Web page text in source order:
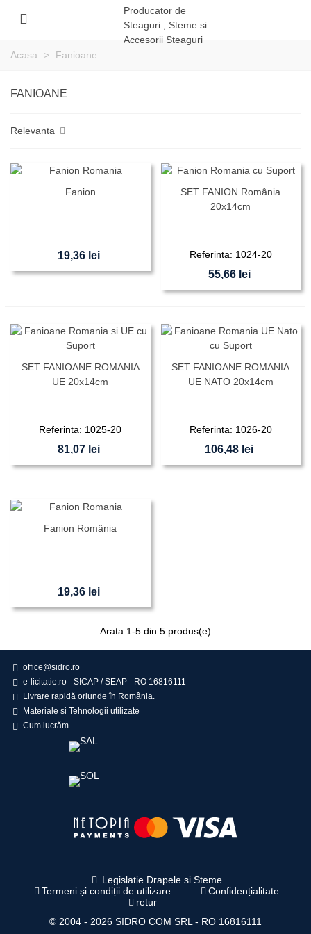
Acasa > Fanioane
FANIOANE
Relevanta
Fanion
19,36 lei
SET FANION România
20x14cm
Referinta: 1024-20
55,66 lei
SET FANIOANE ROMANIA
UE 20x14cm
Referinta: 1025-20
81,07 lei
SET FANIOANE ROMANIA
UE NATO 20x14cm
Referinta: 1026-20
106,48 lei
Fanion România
19,36 lei
Arata 1-5 din 5 produs(e)
office@sidro.ro
e-licitatie.ro - SICAP / SEAP - RO 16816111
Livrare rapidă oriunde în România.
Materiale si Tehnologii utilizate
Cum lucrăm
Legislatie Drapele si Steme
Termeni și condiții de utilizare
Confidențialitate
retur
© 2004 - 2026 SIDRO COM SRL - RO 16816111